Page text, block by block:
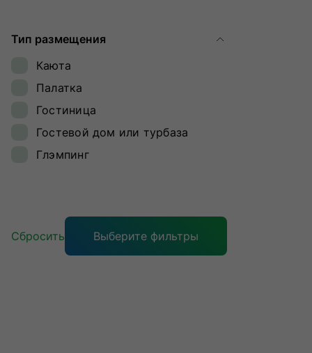
Тип размещения
Каюта
Палатка
Гостиница
Гостевой дом или турбаза
Глэмпинг
Сбросить Выберите фильтры